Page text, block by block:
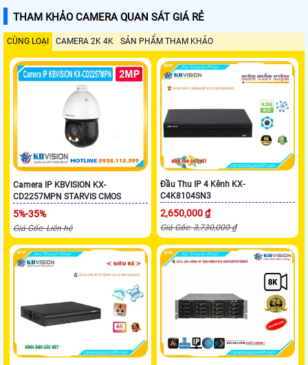
THAM KHẢO CAMERA QUAN SÁT GIÁ RẺ
CÙNG LOẠI CAMERA 2K 4K SẢN PHẨM THAM KHẢO
Camera IP KBVISION KX-
CD2257MPN STARVIS CMOS
5%-35%
Giá Gốc: Liên hệ
Đầu Thu IP 4 Kênh KX-
C4K8104SN3
2,650,000 ₫
Giá Gốc: 3,730,000 ₫